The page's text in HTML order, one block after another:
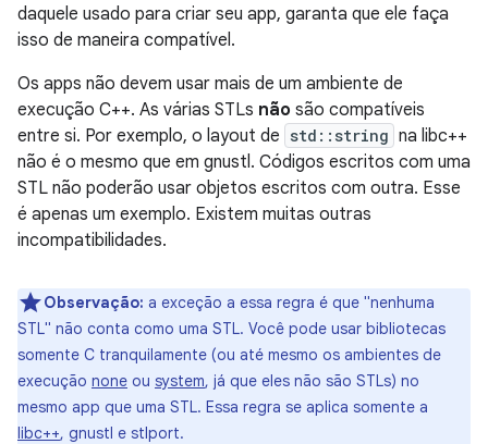
daquele usado para criar seu app, garanta que ele faça
isso de maneira compatível.
Os apps não devem usar mais de um ambiente de
execução C++. As várias STLs não são compatíveis
entre si. Por exemplo, o layout de std::string na libc++
não é o mesmo que em gnustl. Códigos escritos com uma
STL não poderão usar objetos escritos com outra. Esse
é apenas um exemplo. Existem muitas outras
incompatibilidades.
Observação: a exceção a essa regra é que "nenhuma
STL" não conta como uma STL. Você pode usar bibliotecas
somente C tranquilamente (ou até mesmo os ambientes de
execução none ou system, já que eles não são STLs) no
mesmo app que uma STL. Essa regra se aplica somente a
libc++, gnustl e stlport.